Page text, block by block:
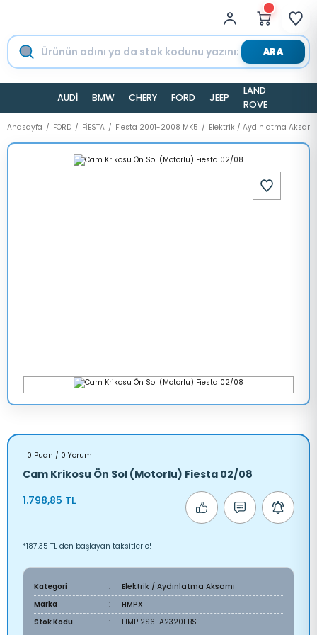
ARA
AUDİ BMW CHERY FORD JEEP
LAND
ROVER
Anasayfa FORD FİESTA Fiesta 2001-2008 MK5 Elektrik / Aydınlatma Aksamı
0 Puan / 0 Yorum
Cam Krikosu Ön Sol (Motorlu) Fiesta 02/08
1.798,85 TL
*187,35 TL den başlayan taksitlerle!
Kategori
Elektrik / Aydınlatma Aksamı
Marka
HMPX
Stok Kodu
HMP 2S61 A23201 BS